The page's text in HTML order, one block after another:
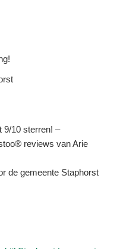
9/10 sterren! –
reviews van Arie
de gemeente Staphorst